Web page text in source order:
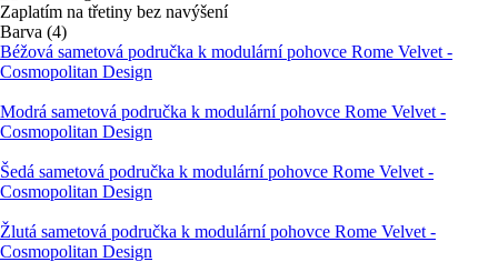
Zaplatím na třetiny bez navýšení
Barva (4)
Béžová sametová područka k modulární pohovce Rome Velvet -
Cosmopolitan Design
Modrá sametová područka k modulární pohovce Rome Velvet -
Cosmopolitan Design
Šedá sametová područka k modulární pohovce Rome Velvet -
Cosmopolitan Design
Žlutá sametová područka k modulární pohovce Rome Velvet -
Cosmopolitan Design